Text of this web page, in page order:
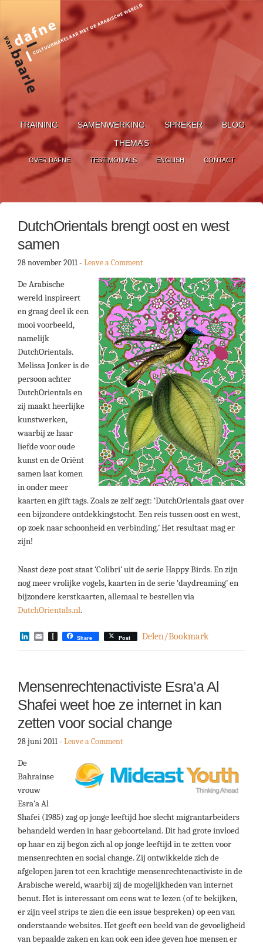
TRAINING SAMENWERKING SPREKER
BLOG
THEMA’S
OVER DAFNE TESTIMONIALS ENGLISH CONTACT
DutchOrientals brengt oost en west
samen
28 november 2011- Leave a Comment
De Arabische
wereld inspireert
en graag deel ik een
mooi voorbeeld,
namelijk
DutchOrientals.
Melissa Jonker is de
persoon achter
DutchOrientals en
zij maakt heerlijke
kunstwerken,
waarbij ze haar
liefde voor oude
kunst en de Oriënt
samen laat komen
in onder meer
kaarten en gift tags. Zoals ze zelf zegt: ‘DutchOrientals gaat over
een bijzondere ontdekkingstocht. Een reis tussen oost en west,
op zoek naar schoonheid en verbinding.’ Het resultaat mag er
zijn!
Naast deze post staat ‘Colibri’ uit de serie Happy Birds. En zijn
nog meer vrolijke vogels, kaarten in de serie ‘daydreaming’ en
bijzondere kerstkaarten, allemaal te bestellen via
DutchOrientals.nl.
LinkedIn
EmailInstapaper
Share Post Delen/Bookmark
Mensenrechtenactiviste Esra’a Al
Shafei weet hoe ze internet in kan
zetten voor social change
28 juni 2011- Leave a Comment
De
Bahrainse
vrouw
Esra’a Al
Shafei (1985) zag op jonge leeftijd hoe slecht migrantarbeiders
behandeld werden in haar geboorteland. Dit had grote invloed
op haar en zij begon zich al op jonge leeftijd in te zetten voor
mensenrechten en social change. Zij ontwikkelde zich de
afgelopen jaren tot een krachtige mensenrechtenactiviste in de
Arabische wereld, waarbij zij de mogelijkheden van internet
benut. Het is interessant om eens wat te lezen (of te bekijken,
er zijn veel strips te zien die een issue bespreken) op een van
onderstaande websites. Het geeft een beeld van de gevoeligheid
van bepaalde zaken en kan ook een idee geven hoe mensen er